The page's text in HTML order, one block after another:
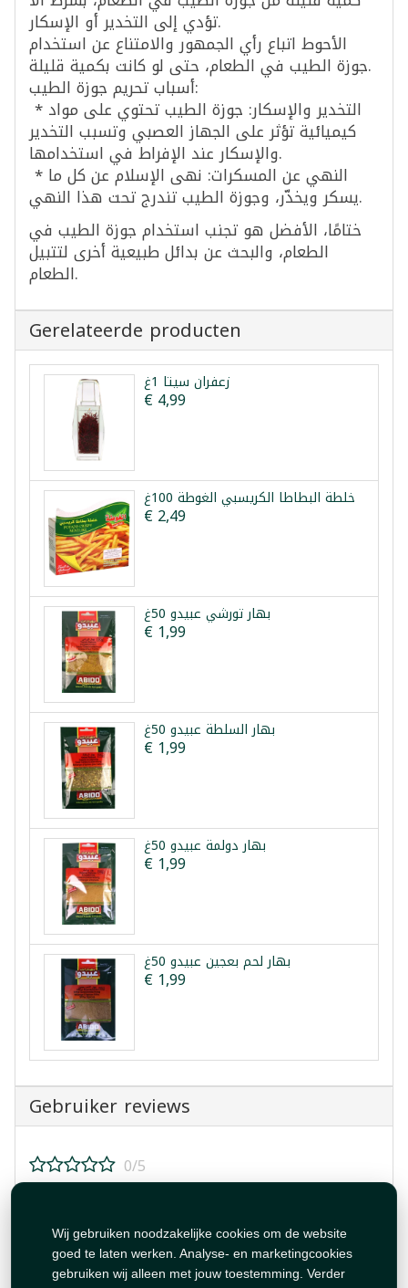
Wij gebruiken noodzakelijke cookies om de website
goed te laten werken. Analyse- en marketingcookies
gebruiken wij alleen met jouw toestemming. Verder
تؤدي إلى التخدير أو الإسكار.
الأحوط اتباع رأي الجمهور والامتناع عن استخدام
جوزة الطيب في الطعام، حتى لو كانت بكمية قليلة.
أسباب تحريم جوزة الطيب:
* التخدير والإسكار: جوزة الطيب تحتوي على مواد
كيميائية تؤثر على الجهاز العصبي وتسبب التخدير
والإسكار عند الإفراط في استخدامها.
* النهي عن المسكرات: نهى الإسلام عن كل ما
يسكر ويخدّر، وجوزة الطيب تندرج تحت هذا النهي.
ختامًا، الأفضل هو تجنب استخدام جوزة الطيب في
الطعام، والبحث عن بدائل طبيعية أخرى لتتبيل
الطعام.
Gerelateerde producten
زعفران سيتا 1غ
€ 4,99
خلطة البطاطا الكريسبي الغوطة 100غ
€ 2,49
بهار تورشي عبيدو 50غ
€ 1,99
بهار السلطة عبيدو 50غ
€ 1,99
بهار دولمة عبيدو 50غ
€ 1,99
بهار لحم بعجين عبيدو 50غ
€ 1,99
Gebruiker reviews
0/5